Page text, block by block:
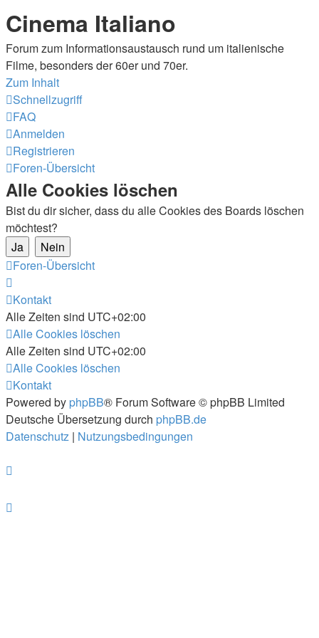
Cinema Italiano
Forum zum Informationsaustausch rund um italienische
Filme, besonders der 60er und 70er.
Zum Inhalt
Schnellzugriff
FAQ
Anmelden
Registrieren
Foren-Übersicht
Alle Cookies löschen
Bist du dir sicher, dass du alle Cookies des Boards löschen
möchtest?
Foren-Übersicht
Kontakt
Alle Zeiten sind UTC+02:00
Alle Cookies löschen
Alle Zeiten sind UTC+02:00
Alle Cookies löschen
Kontakt
Powered by phpBB® Forum Software © phpBB Limited
Deutsche Übersetzung durch phpBB.de
Datenschutz | Nutzungsbedingungen